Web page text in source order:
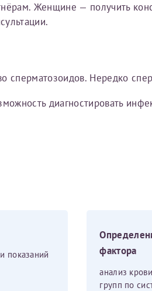
Женщине — получить
сперматозоидов. Нередко
диагностировать
показаний
фактора
анализ
групп по
на обработку персональных данных
медицинских услугах
ИНН